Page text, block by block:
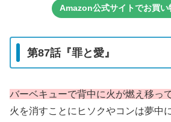
Amazon公式サイトでお買い
第87話『罪と愛』
バーベキューで背中に火が燃え移っ
火を消すことにヒソクやコンは夢中